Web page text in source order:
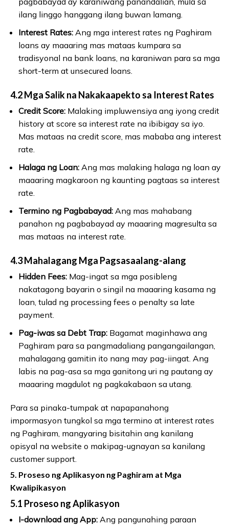
ilang linggo hanggang ilang buwan lamang.
Interest Rates:Ang mga interest rates ng Paghiram
loans ay maaaring mas mataas kumpara sa
tradisyonal na bank loans, na karaniwan para sa mga
short-term at unsecured loans.
4.2 Mga Salik na Nakakaapekto sa Interest Rates
Credit Score:Malaking impluwensiya ang iyong credit
history at score sa interest rate na ibibigay sa iyo.
Mas mataas na credit score, mas mababa ang interest
rate.
Halaga ng Loan:Ang mas malaking halaga ng loan ay
maaaring magkaroon ng kaunting pagtaas sa interest
rate.
Termino ng Pagbabayad:Ang mas mahabang
panahon ng pagbabayad ay maaaring magresulta sa
mas mataas na interest rate.
4.3 Mahalagang Mga Pagsasaalang-alang
Hidden Fees:Mag-ingat sa mga posibleng
nakatagong bayarin o singil na maaaring kasama ng
loan, tulad ng processing fees o penalty sa late
payment.
Pag-iwas sa Debt Trap:Bagamat maginhawa ang
Paghiram para sa pangmadaliang pangangailangan,
mahalagang gamitin ito nang may pag-iingat. Ang
labis na pag-asa sa mga ganitong uri ng pautang ay
maaaring magdulot ng pagkakabaon sa utang.
Para sa pinaka-tumpak at napapanahong
impormasyon tungkol sa mga termino at interest rates
ng Paghiram, mangyaring bisitahin ang kanilang
opisyal na website o makipag-ugnayan sa kanilang
customer support.
5. Proseso ng Aplikasyon ng Paghiram at Mga
Kwalipikasyon
5.1 Proseso ng Aplikasyon
I-download ang App:Ang pangunahing paraan